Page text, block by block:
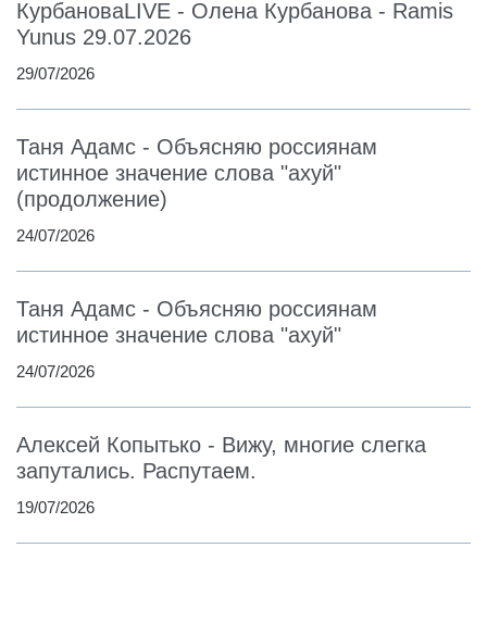
КурбановаLIVE - Олена Курбанова - Ramis
Yunus 29.07.2026
29/07/2026
Таня Адамс - Объясняю россиянам
истинное значение слова "ахуй"
(продолжение)
24/07/2026
Таня Адамс - Объясняю россиянам
истинное значение слова "ахуй"
24/07/2026
Алексей Копытько - Вижу, многие слегка
запутались. Распутаем.
19/07/2026